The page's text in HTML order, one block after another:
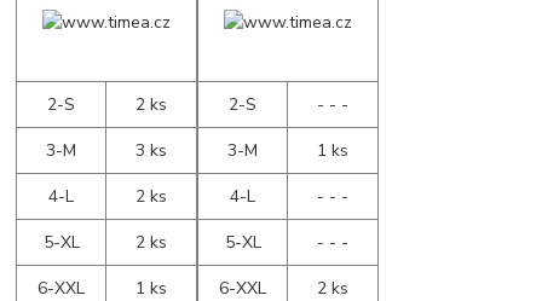
2-S
2 ks
3-M
3 ks
4-L
2 ks
5-XL
2 ks
6-XXL
1 ks
2-S
- - -
3-M
1 ks
4-L
- - -
5-XL
- - -
6-XXL
2 ks